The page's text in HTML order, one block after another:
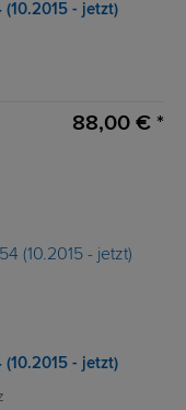
- jetzt)
88,00 € *
- jetzt)